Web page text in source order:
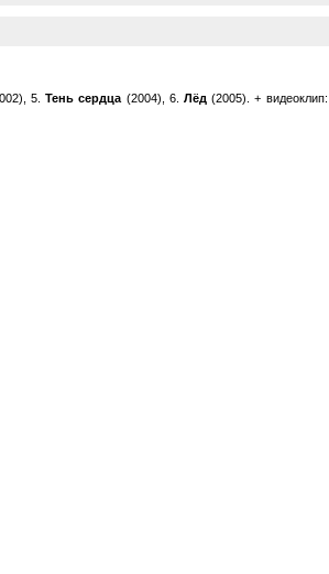
5.Тень сердца (2004), 6. Лёд (2005).+ видеоклип: